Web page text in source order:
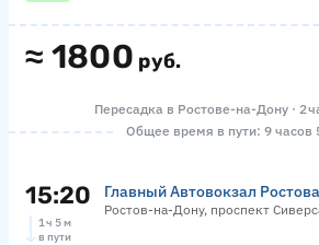
≈ 1800 руб.
Пересадка в Ростове-на-Дону · 2
Общее время в пути: 9 часов
15:20 Главный Автовокзал Ростова
Ростов-на-Дону, проспект
1 ч 5 м
в пути